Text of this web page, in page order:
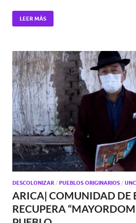
LEER MÁS
DESCOLONIZAR / PUEBLOS ORIGINARIOS /
ARICA| COMUNIDAD DE
RECUPERA